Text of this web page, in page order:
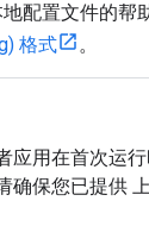
配置文件的帮
格式
。
应用在首次运
确保您已提供